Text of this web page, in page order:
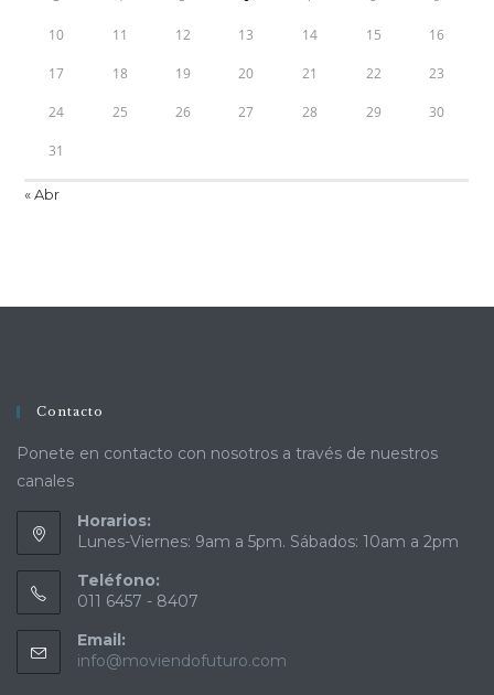
10 11 12 13 14 15 16
17 18 19 20 21 22 23
24 25 26 27 28 29 30
31
« Abr
Contacto
Ponete en contacto con nosotros a través de nuestros
canales
Horarios:
Lunes-Viernes: 9am a 5pm. Sábados: 10am a 2pm
Teléfono:
011 6457 - 8407
Email:
info@moviendofuturo.com